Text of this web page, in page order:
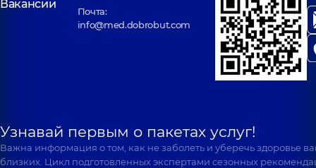
Вакансии
Почта:
info@med.dobrobut.com
Узнавай первым о пакетах услуг!
Важна информация о том, как не заболеть и уберечь здоровье
близких. Цикл подготовленных экспертами сезонных